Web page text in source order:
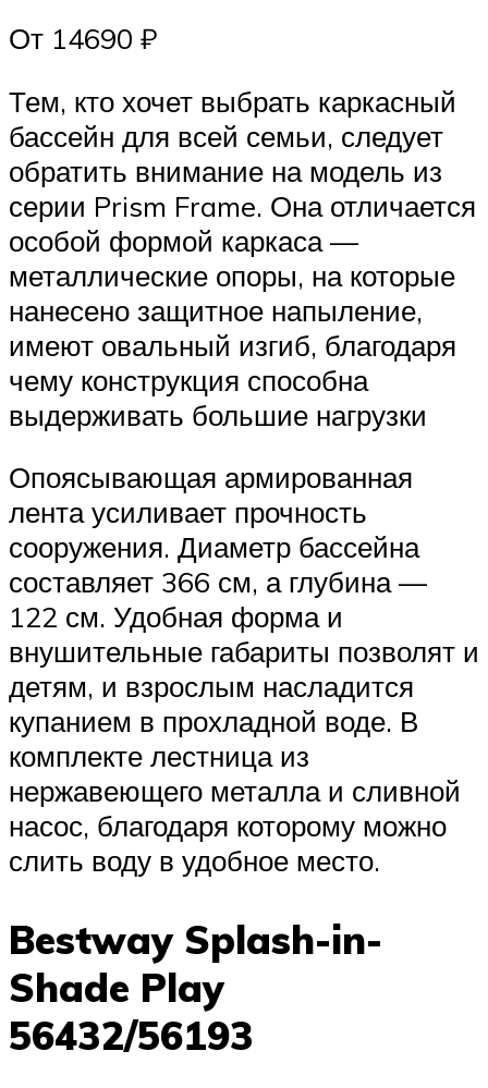
От 14690 ₽
Тем, кто хочет выбрать каркасный
бассейн для всей семьи, следует
обратить внимание на модель из
серии Prism Frame. Она отличается
особой формой каркаса —
металлические опоры, на которые
нанесено защитное напыление,
имеют овальный изгиб, благодаря
чему конструкция способна
выдерживать большие нагрузки
Опоясывающая армированная
лента усиливает прочность
сооружения. Диаметр бассейна
составляет 366 см, а глубина —
122 см. Удобная форма и
внушительные габариты позволят и
детям, и взрослым насладится
купанием в прохладной воде. В
комплекте лестница из
нержавеющего металла и сливной
насос, благодаря которому можно
слить воду в удобное место.
Bestway Splash-in-
Shade Play
56432/56193